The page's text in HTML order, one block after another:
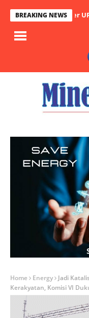
BREAKING NEWS
Komputer UPER
Home Energy
Jadi
Kerakyatan, Komisi VI